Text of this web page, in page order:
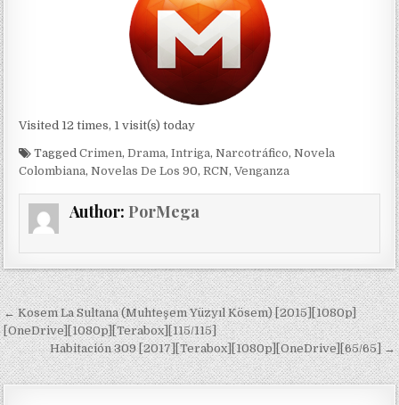
Visited 12 times, 1 visit(s) today
TaggedCrimen,Drama,Intriga,Narcotráfico,Novela
Colombiana,Novelas De Los 90,RCN,Venganza
Author: PorMega
Navegación de entradas
← Kosem La Sultana (Muhteşem Yüzyıl Kösem) [2015][1080p]
[OneDrive][1080p][Terabox][115/115]
Habitación 309 [2017][Terabox][1080p][OneDrive][65/65] →